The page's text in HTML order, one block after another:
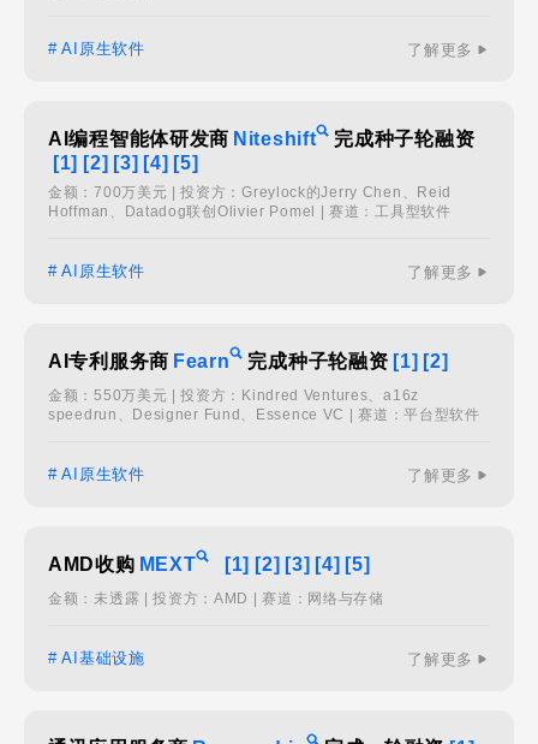
# AI原生软件 了解更多
AI编程智能体研发商 Niteshift
完成种子轮融资
[1] [2] [3] [4] [5]
金额：700万美元 | 投资方：Greylock的Jerry Chen、Reid
Hoffman、Datadog联创Olivier Pomel | 赛道：工具型软件
# AI原生软件 了解更多
AI专利服务商 Fearn 完成种子轮融资 [1] [2]
金额：550万美元 | 投资方：Kindred Ventures、a16z
speedrun、Designer Fund、Essence VC | 赛道：平台型软件
# AI原生软件 了解更多
AMD收购 MEXT [1] [2] [3] [4] [5]
金额：未透露 | 投资方：AMD | 赛道：网络与存储
# AI基础设施 了解更多